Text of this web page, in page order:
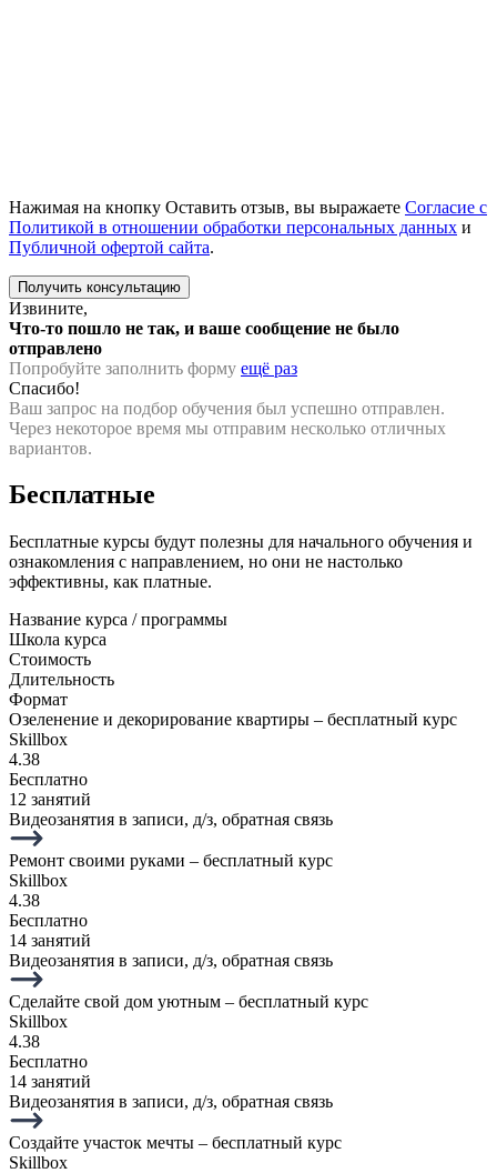
Нажимая на кнопку Оставить отзыв, вы выражаете Согласие с
Политикой в отношении обработки персональных данных и
Публичной офертой сайта.
Извините,
Что-то пошло не так, и ваше сообщение не было
отправлено
Попробуйте заполнить форму ещё раз
Спасибо!
Ваш запрос на подбор обучения был успешно отправлен.
Через некоторое время мы отправим несколько отличных
вариантов.
Бесплатные
Бесплатные курсы будут полезны для начального обучения и
ознакомления с направлением, но они не настолько
эффективны, как платные.
Название курса / программы
Школа курса
Стоимость
Длительность
Формат
Озеленение и декорирование квартиры – бесплатный курс
Skillbox
4.38
Бесплатно
12 занятий
Видеозанятия в записи, д/з, обратная связь
Ремонт своими руками – бесплатный курс
Skillbox
4.38
Бесплатно
14 занятий
Видеозанятия в записи, д/з, обратная связь
Сделайте свой дом уютным – бесплатный курс
Skillbox
4.38
Бесплатно
14 занятий
Видеозанятия в записи, д/з, обратная связь
Создайте участок мечты – бесплатный курс
Skillbox